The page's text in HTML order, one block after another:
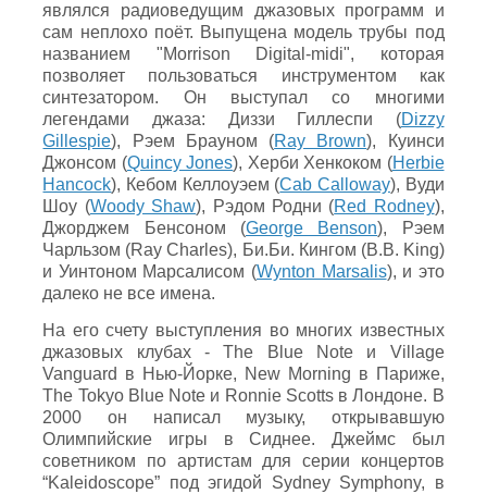
являлся радиоведущим джазовых программ и
сам неплохо поёт. Выпущена модель трубы под
названием "Morrison Digital-midi", которая
позволяет пользоваться инструментом как
синтезатором. Он выступал со многими
легендами джаза: Диззи Гиллеспи (Dizzy
Gillespie), Рэем Брауном (Ray Brown), Куинси
Джонсом (Quincy Jones), Херби Хенкоком (Herbie
Hancock), Кебом Келлоуэем (Cab Calloway), Вуди
Шоу (Woody Shaw), Рэдом Родни (Red Rodney),
Джорджем Бенсоном (George Benson), Рэем
Чарльзом (Ray Charles), Би.Би. Кингом (B.B. King)
и Уинтоном Марсалисом (Wynton Marsalis), и это
далеко не все имена.
На его счету выступления во многих известных
джазовых клубах - The Blue Note и Village
Vanguard в Нью-Йорке, New Morning в Париже,
The Tokyo Blue Note и Ronnie Scotts в Лондоне. В
2000 он написал музыку, открывавшую
Олимпийские игры в Сиднее. Джеймс был
советником по артистам для серии концертов
“Kaleidoscope” под эгидой Sydney Symphony, в